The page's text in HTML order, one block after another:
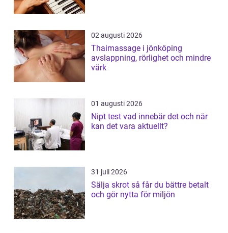
02 augusti 2026
Thaimassage i jönköping
avslappning, rörlighet och mindre
värk
01 augusti 2026
Nipt test vad innebär det och när
kan det vara aktuellt?
31 juli 2026
Sälja skrot så får du bättre betalt
och gör nytta för miljön